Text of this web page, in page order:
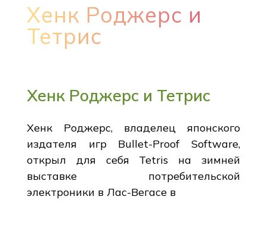
Хенк Роджерс и
Тетрис
Хенк Роджерс и Тетрис
Хенк Роджерс, владелец японского
издателя игр Bullet-Proof Software,
открыл для себя Tetris на зимней
выставке потребительской
электроники в Лас-Вегасе в